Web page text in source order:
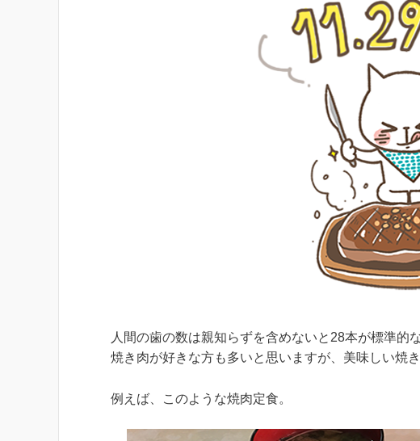
人間の歯の数は親知らずを含めないと28本が標準的
焼き肉が好きな方も多いと思いますが、美味しい焼
例えば、このような焼肉定食。